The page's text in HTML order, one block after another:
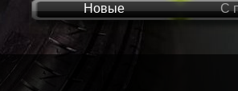
Новые С